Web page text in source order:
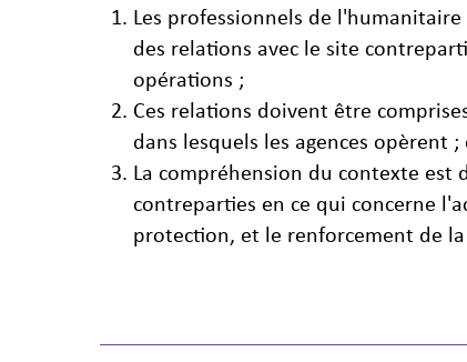
Les professionnels de
des relations avec le site
opérations ;
Ces relations doivent être
dans lesquels les agences opèrent ;
La compréhension du contexte est
contreparties en ce qui concerne
protection, et le renforcement de